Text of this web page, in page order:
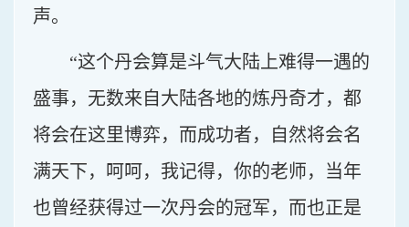
声。
“这个丹会算是斗气大陆上难得一遇的
盛事，无数来自大陆各地的炼丹奇才，都
将会在这里博弈，而成功者，自然将会名
满天下，呵呵，我记得，你的老师，当年
也曾经获得过一次丹会的冠军，而也正是